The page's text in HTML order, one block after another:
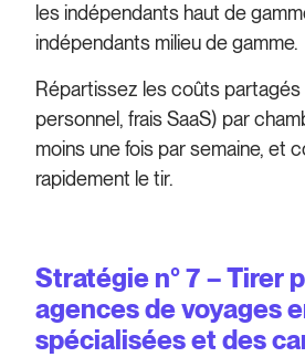
les indépendants haut de
indépendants milieu de gamme.
Répartissez les coûts
personnel, frais SaaS) par
moins une fois par semaine, et
rapidement le tir.
Stratégie n° 7 – Tirer
agences de voyages
spécialisées et des